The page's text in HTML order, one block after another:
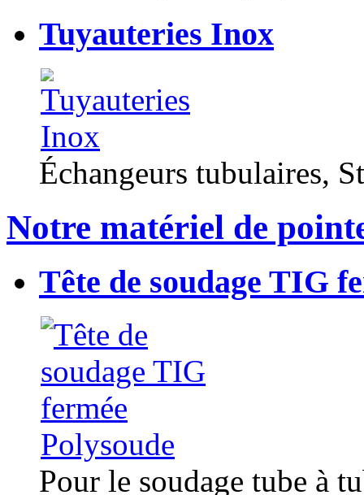
Tuyauteries Inox
Échangeurs tubulaires,
Notre matériel de
Tête de soudage TIG
Pour le soudage tube à